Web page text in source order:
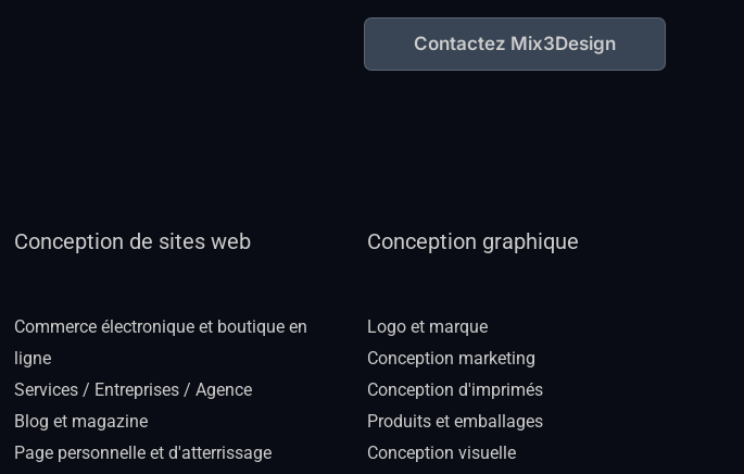
Contactez Mix3Design
Conception de sites web
Commerce électronique et boutique en
ligne
Services / Entreprises / Agence
Blog et magazine
Page personnelle et d'atterrissage
Conception graphique
Logo et marque
Conception marketing
Conception d'imprimés
Produits et emballages
Conception visuelle